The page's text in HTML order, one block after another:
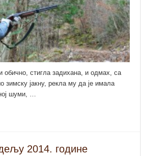
стигла задихана, и одмах, са
зимску јакну, рекла му да је имала
шуми, …
2014. године